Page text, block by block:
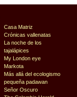
Casa Matriz
Crónicas vallenatas
La noche de los
tajalápices
My London eye
Markota
Más allá del ecologismo
pequeña padawan
Señor Oscuro